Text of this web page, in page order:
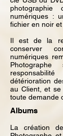
photographie
numériques :
fichier en noir et
Il est de la
conserver
numériques
détérioration
au Client, et
toute demande
Albums
La création